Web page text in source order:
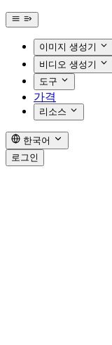
이미지 생성기
비디오 생성기
도구
가격
리소스
한국어
로그인